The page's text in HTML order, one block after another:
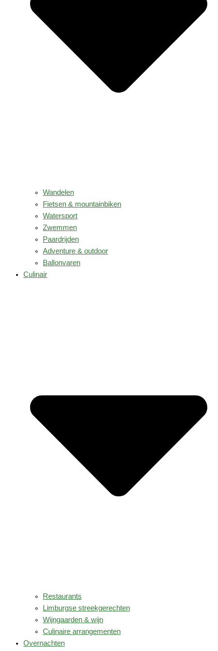
Wandelen
Fietsen & mountainbiken
Watersport
Zwemmen
Paardrijden
Adventure & outdoor
Ballonvaren
Culinair
Restaurants
Limburgse streekgerechten
Wijngaarden & wijn
Culinaire arrangementen
Overnachten